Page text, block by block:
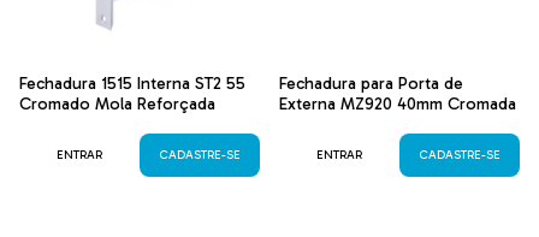
Fechadura 1515 Interna ST2 55
Cromado Mola Reforçada
ENTRAR CADASTRE-SE
Fechadura para Porta de
Externa MZ920 40mm Cromada
ENTRAR CADASTRE-SE